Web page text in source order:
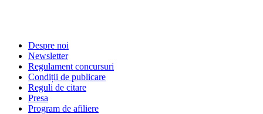
Despre noi
Newsletter
Regulament concursuri
Condiții de publicare
Reguli de citare
Presa
Program de afiliere